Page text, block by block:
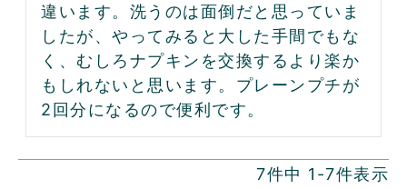
違います。洗うのは面倒だと思っていま
したが、やってみると大した手間でもな
く、むしろナプキンを交換するより楽か
もしれないと思います。プレーンプチが
2回分になるので便利です。
7件中 1 -7件表示